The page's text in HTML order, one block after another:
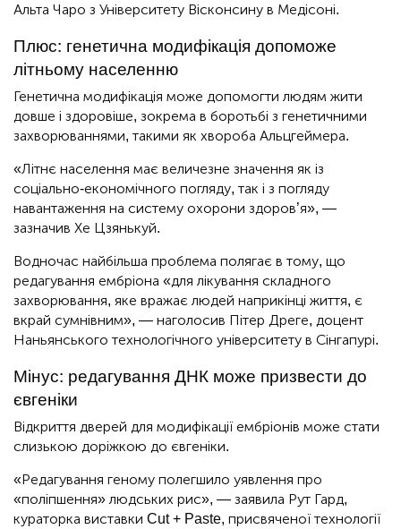
Альта Чаро з Університету Вісконсину в Медісоні.
Плюс: генетична модифікація допоможе
літньому населенню
Генетична модифікація може допомогти людям жити
довше і здоровіше, зокрема в боротьбі з генетичними
захворюваннями, такими як хвороба Альцгеймера.
«Літнє населення має величезне значення як із
соціально-економічного погляду, так і з погляду
навантаження на систему охорони здоров’я», —
зазначив Хе Цзянькуй.
Водночас найбільша проблема полягає в тому, що
редагування ембріона «для лікування складного
захворювання, яке вражає людей наприкінці життя, є
вкрай сумнівним», — наголосив Пітер Дреге, доцент
Наньянського технологічного університету в Сінгапурі.
Мінус: редагування ДНК може призвести до
євгеніки
Відкриття дверей для модифікації ембріонів може стати
слизькою доріжкою до євгеніки.
«Редагування геному полегшило уявлення про
«поліпшення» людських рис», — заявила Рут Гард,
кураторка виставки Cut + Paste, присвяченої технології